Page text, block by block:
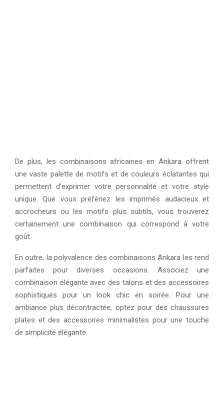
De plus, les combinaisons africaines en Ankara offrent
une vaste palette de motifs et de couleurs éclatantes qui
permettent d’exprimer votre personnalité et votre style
unique. Que vous préfériez les imprimés audacieux et
accrocheurs ou les motifs plus subtils, vous trouverez
certainement une combinaison qui correspond à votre
goût.
En outre, la polyvalence des combinaisons Ankara les rend
parfaites pour diverses occasions. Associez une
combinaison élégante avec des talons et des accessoires
sophistiqués pour un look chic en soirée. Pour une
ambiance plus décontractée, optez pour des chaussures
plates et des accessoires minimalistes pour une touche
de simplicité élégante.